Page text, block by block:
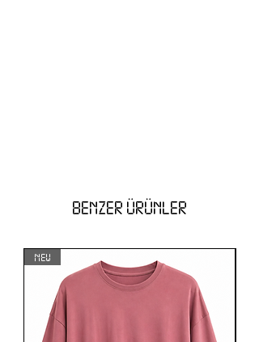
BENZER ÜRÜNLER
NEW